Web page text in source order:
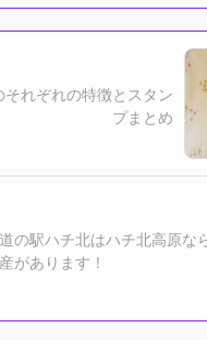
れぞれの特徴とスタン
プまとめ
道の駅ハチ北はハチ北高原な
産があります！